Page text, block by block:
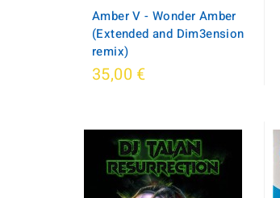
Amber V - Wonder Amber
(Extended and Dim3ension
remix)
35,00 €